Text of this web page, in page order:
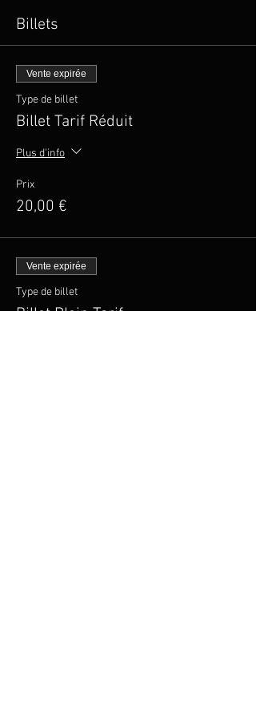
Billets
Vente expirée
Type de billet
Billet Tarif Réduit
Plus d'info
Prix
20,00 €
Vente expirée
Type de billet
Billet Plein Tarif